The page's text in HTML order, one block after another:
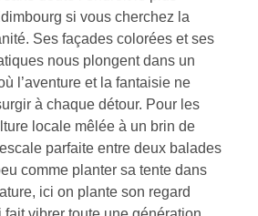
si vous cherchez la
Ses façades colorées et ses
nous plongent dans un
l’aventure et la fantaisie ne
à chaque détour. Pour les
locale mêlée à un brin de
parfaite entre deux balades
comme planter sa tente dans
ici on plante son regard